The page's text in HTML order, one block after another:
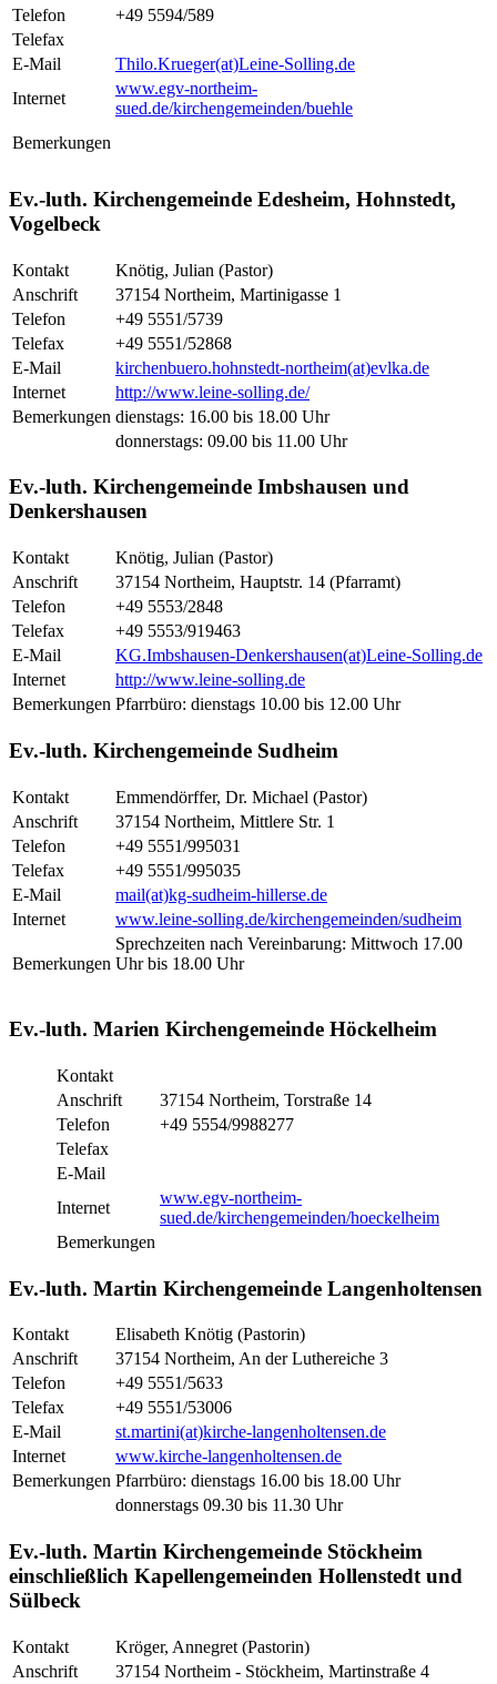
Telefon
+49 5594/589
Telefax
E-Mail
Thilo.Krueger(at)Leine-Solling.de
Internet
www.egv-northeim-
sued.de/kirchengemeinden/buehle
Bemerkungen
Ev.-luth. Kirchengemeinde Edesheim, Hohnstedt,
Vogelbeck
Kontakt
Knötig, Julian (Pastor)
Anschrift
37154 Northeim, Martinigasse 1
Telefon
+49 5551/5739
Telefax
+49 5551/52868
E-Mail
kirchenbuero.hohnstedt-northeim(at)evlka.de
Internet
http://www.leine-solling.de/
Bemerkungen dienstags: 16.00 bis 18.00 Uhr
donnerstags: 09.00 bis 11.00 Uhr
Ev.-luth. Kirchengemeinde Imbshausen und
Denkershausen
Kontakt
Knötig, Julian (Pastor)
Anschrift
37154 Northeim, Hauptstr. 14 (Pfarramt)
Telefon
+49 5553/2848
Telefax
+49 5553/919463
E-Mail
KG.Imbshausen-Denkershausen(at)Leine-Solling.de
Internet
http://www.leine-solling.de
Bemerkungen Pfarrbüro: dienstags 10.00 bis 12.00 Uhr
Ev.-luth. Kirchengemeinde Sudheim
Kontakt
Emmendörffer, Dr. Michael (Pastor)
Anschrift
37154 Northeim, Mittlere Str. 1
Telefon
+49 5551/995031
Telefax
+49 5551/995035
E-Mail
mail(at)kg-sudheim-hillerse.de
Internet
www.leine-solling.de/kirchengemeinden/sudheim
Bemerkungen
Sprechzeiten nach Vereinbarung: Mittwoch 17.00
Uhr bis 18.00 Uhr
Ev.-luth. Marien Kirchengemeinde Höckelheim
Kontakt
Anschrift
37154 Northeim, Torstraße 14
Telefon
+49 5554/9988277
Telefax
E-Mail
Internet
www.egv-northeim-
sued.de/kirchengemeinden/hoeckelheim
Bemerkungen
Ev.-luth. Martin Kirchengemeinde Langenholtensen
Kontakt
Elisabeth Knötig (Pastorin)
Anschrift
37154 Northeim, An der Luthereiche 3
Telefon
+49 5551/5633
Telefax
+49 5551/53006
E-Mail
st.martini(at)kirche-langenholtensen.de
Internet
www.kirche-langenholtensen.de
Bemerkungen Pfarrbüro: dienstags 16.00 bis 18.00 Uhr
donnerstags 09.30 bis 11.30 Uhr
Ev.-luth. Martin Kirchengemeinde Stöckheim
einschließlich Kapellengemeinden Hollenstedt und
Sülbeck
Kontakt
Kröger, Annegret (Pastorin)
Anschrift
37154 Northeim - Stöckheim, Martinstraße 4